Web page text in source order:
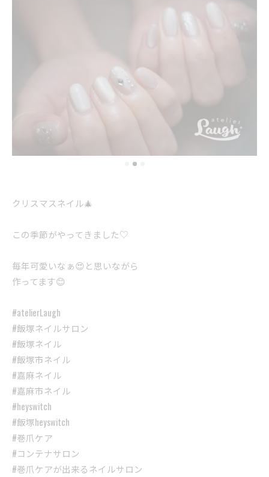
クリスマスネイル🎄
この季節がやってきました♡
毎年可愛いなぁ😍と思いながら
作ってます😊
#atelierLaugh
#飯塚ネイルサロン
#飯塚ネイル
#飯塚市ネイル
#嘉麻ネイル
#嘉麻市ネイル
#heyswitch
#飯塚heyswitch
#巻爪ケア
#コンテナサロン
#巻爪ケアが出来るネイルサロン